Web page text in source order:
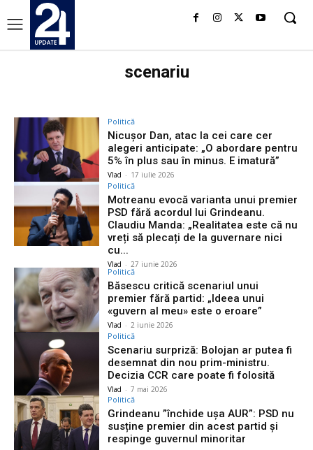
scenariu
Politică
Nicuşor Dan, atac la cei care cer
alegeri anticipate: „O abordare pentru
5% în plus sau în minus. E imatură”
Vlad - 17 iulie 2026
Politică
Motreanu evocă varianta unui premier
PSD fără acordul lui Grindeanu.
Claudiu Manda: „Realitatea este că nu
vreți să plecați de la guvernare nici
cu...
Vlad - 27 iunie 2026
Politică
Băsescu critică scenariul unui
premier fără partid: „Ideea unui
«guvern al meu» este o eroare”
Vlad - 2 iunie 2026
Politică
Scenariu surpriză: Bolojan ar putea fi
desemnat din nou prim-ministru.
Decizia CCR care poate fi folosită
Vlad - 7 mai 2026
Politică
Grindeanu ”închide ușa AUR”: PSD nu
susține premier din acest partid și
respinge guvernul minoritar